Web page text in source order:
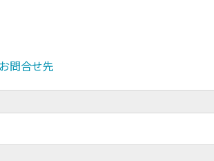
問合せ先